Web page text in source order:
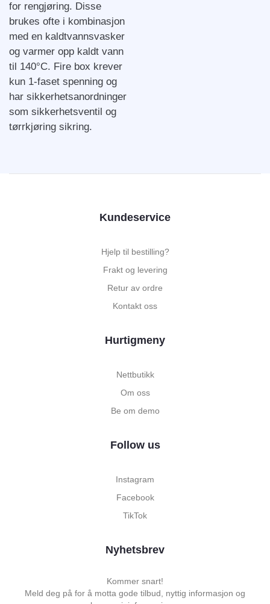
for rengjøring. Disse
brukes ofte i kombinasjon
med en kaldtvannsvasker
og varmer opp kaldt vann
til 140°C. Fire box krever
kun 1-faset spenning og
har sikkerhetsanordninger
som sikkerhetsventil og
tørrkjøring sikring.
Kundeservice
Hjelp til bestilling?
Frakt og levering
Retur av ordre
Kontakt oss
Hurtigmeny
Nettbutikk
Om oss
Be om demo
Follow us
Instagram
Facebook
TikTok
Nyhetsbrev
Kommer snart!
Meld deg på for å motta gode tilbud, nyttig informasjon og